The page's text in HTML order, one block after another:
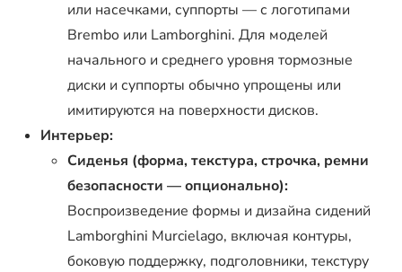
или насечками, суппорты — с логотипами
Brembo или Lamborghini. Для моделей
начального и среднего уровня тормозные
диски и суппорты обычно упрощены или
имитируются на поверхности дисков.
Интерьер:
Сиденья (форма, текстура, строчка, ремни
безопасности — опционально):
Воспроизведение формы и дизайна сидений
Lamborghini Murcielago, включая контуры,
боковую поддержку, подголовники, текстуру